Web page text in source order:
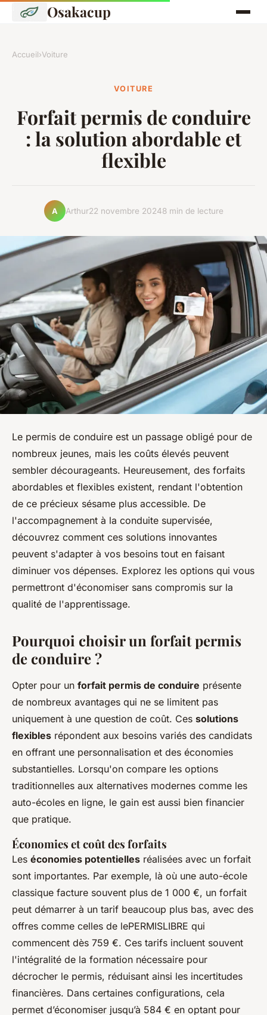
Osakacup
Accueil›Voiture
VOITURE
Forfait permis de conduire
: la solution abordable et
flexible
A Arthur22 novembre 20248 min de lecture
Le permis de conduire est un passage obligé pour de
nombreux jeunes, mais les coûts élevés peuvent
sembler décourageants. Heureusement, des forfaits
abordables et flexibles existent, rendant l'obtention
de ce précieux sésame plus accessible. De
l'accompagnement à la conduite supervisée,
découvrez comment ces solutions innovantes
peuvent s'adapter à vos besoins tout en faisant
diminuer vos dépenses. Explorez les options qui vous
permettront d'économiser sans compromis sur la
qualité de l'apprentissage.
Pourquoi choisir un forfait permis
de conduire ?
Opter pour un forfait permis de conduire présente
de nombreux avantages qui ne se limitent pas
uniquement à une question de coût. Ces solutions
flexibles répondent aux besoins variés des candidats
en offrant une personnalisation et des économies
substantielles. Lorsqu'on compare les options
traditionnelles aux alternatives modernes comme les
auto-écoles en ligne, le gain est aussi bien financier
que pratique.
Économies et coût des forfaits
Les économies potentielles réalisées avec un forfait
sont importantes. Par exemple, là où une auto-école
classique facture souvent plus de 1 000 €, un forfait
peut démarrer à un tarif beaucoup plus bas, avec des
offres comme celles de lePERMISLIBRE qui
commencent dès 759 €. Ces tarifs incluent souvent
l'intégralité de la formation nécessaire pour
décrocher le permis, réduisant ainsi les incertitudes
financières. Dans certaines configurations, cela
permet d’économiser jusqu’à 584 € en optant pour